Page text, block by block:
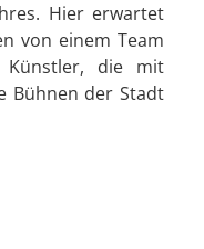
Hier erwartet
von einem Team
Künstler, die mit
Bühnen der Stadt